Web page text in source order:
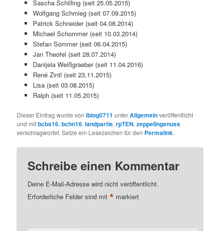
Sascha Schilling (seit 25.05.2015)
Wolfgang Schmieg (seit 07.09.2015)
Patrick Schneider (seit 04.08.2014)
Michael Schommer (seit 10.03.2014)
Stefan Sommer (seit 06.04.2015)
Jan Theofel (seit 28.07.2014)
Danijela Weißgraeber (seit 11.04.2016)
René Zintl (seit 23.11.2015)
Lisa (seit 03.08.2015)
Ralph (seit 11.05.2015)
Dieser Eintrag wurde voniblog0711 unterAllgemeinveröffentlicht
und mitbcbs16,bchn16,landpartie,rpTEN,zeppelingenuss
verschlagwortet. Setze ein Lesezeichen für den Permalink.
Schreibe einen Kommentar
Deine E-Mail-Adresse wird nicht veröffentlicht.
Erforderliche Felder sind mit* markiert